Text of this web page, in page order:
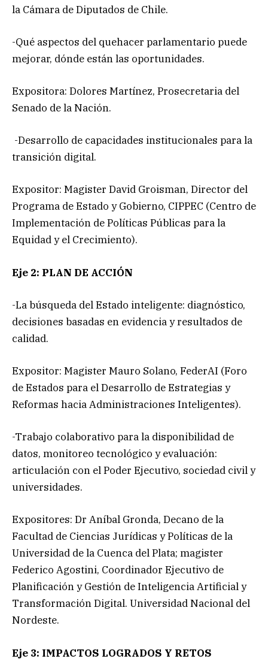
la Cámara de Diputados de Chile.
-Qué aspectos del quehacer parlamentario puede
mejorar, dónde están las oportunidades.
Expositora: Dolores Martínez, Prosecretaria del
Senado de la Nación.
-Desarrollo de capacidades institucionales para la
transición digital.
Expositor: Magister David Groisman, Director del
Programa de Estado y Gobierno, CIPPEC (Centro de
Implementación de Políticas Públicas para la
Equidad y el Crecimiento).
Eje 2: PLAN DE ACCIÓN
-La búsqueda del Estado inteligente: diagnóstico,
decisiones basadas en evidencia y resultados de
calidad.
Expositor: Magister Mauro Solano, FederAI (Foro
de Estados para el Desarrollo de Estrategias y
Reformas hacia Administraciones Inteligentes).
-Trabajo colaborativo para la disponibilidad de
datos, monitoreo tecnológico y evaluación:
articulación con el Poder Ejecutivo, sociedad civil y
universidades.
Expositores: Dr Aníbal Gronda, Decano de la
Facultad de Ciencias Jurídicas y Políticas de la
Universidad de la Cuenca del Plata; magister
Federico Agostini, Coordinador Ejecutivo de
Planificación y Gestión de Inteligencia Artificial y
Transformación Digital. Universidad Nacional del
Nordeste.
Eje 3: IMPACTOS LOGRADOS Y RETOS